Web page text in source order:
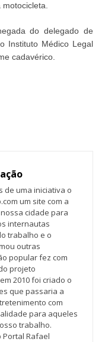
do delegado de
Instituto Médico Legal
cadavérico.
de uma iniciativa o
um site com a
cidade para
internautas
trabalho e o
outras
popular fez com
projeto
2010 foi criado o
que passaria a
com
para aqueles
trabalho.
Portal Rafael